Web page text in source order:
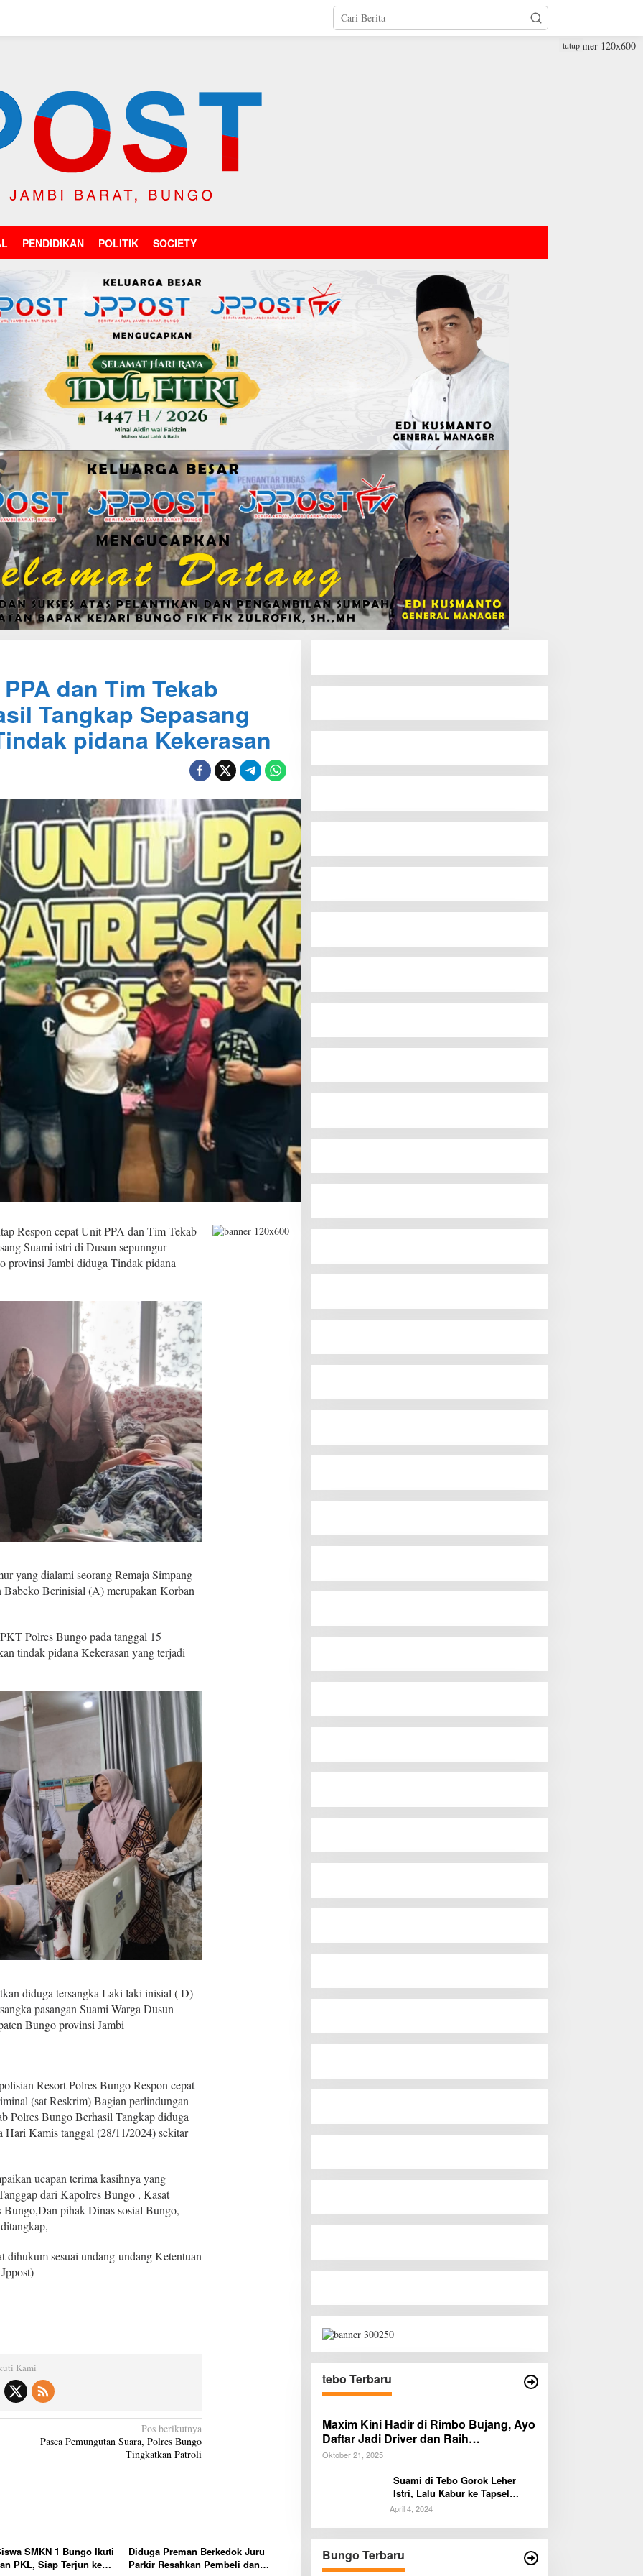
PENDIDIKAN POLITIK SOCIETY
tutup
dan Tim Tekab
Tangkap Sepasang
pidana Kekerasan
Respon cepat Unit PPA dan Tim Tekab
Suami istri di Dusun sepunngur
provinsi Jambi diduga Tindak pidana
yang dialami seorang Remaja Simpang
Berinisial (A) merupakan Korban
Polres Bungo pada tanggal 15
tindak pidana Kekerasan yang terjadi
diduga tersangka Laki laki inisial ( D)
pasangan Suami Warga Dusun
Bungo provinsi Jambi
Resort Polres Bungo Respon cepat
(sat Reskrim) Bagian perlindungan
Polres Bungo Berhasil Tangkap diduga
Hari Kamis tanggal (28/11/2024) sekitar
ucapan terima kasihnya yang
dari Kapolres Bungo , Kasat
pihak Dinas sosial Bungo,
dihukum sesuai undang-undang Ketentuan
Kami
Pos berikutnya
Pasca Pemungutan Suara, Polres Bungo
Tingkatkan Patroli
SMKN 1 Bungo Ikuti
PKL, Siap Terjun ke
Diduga Preman Berkedok Juru
Parkir Resahkan Pembeli dan
tebo Terbaru
Maxim Kini Hadir di Rimbo Bujang, Ayo
Daftar Jadi Driver dan Raih
Penghasilan Tambahan!
Oktober 21, 2025
Suami di Tebo Gorok Leher
Istri, Lalu Kabur ke Tapsel
Sumut
April 4, 2024
Bungo Terbaru
Komitmen Pemkab Bungo
Tingkatkan Mutu Pendidikan
Di BUNGO | Agustus 7, 2026
Pembekalan PKL, Siap Terjun ke
Dunia Kerja
Di BUNGO | Agustus 5, 2026